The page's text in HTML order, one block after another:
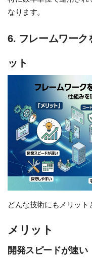
なります。
6. フレームワーク
ット
どんな技術にもメリット
メリット
開発スピードが速い